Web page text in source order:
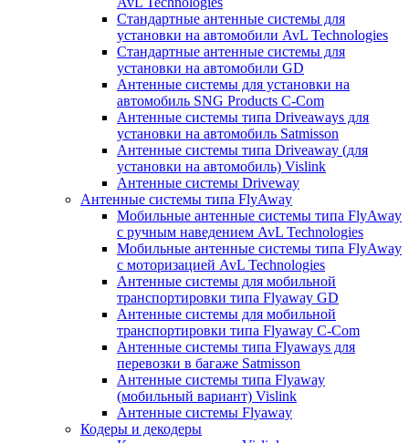
Стандартные антенные системы для
установки на автомобили AvL Technologies
Стандартные антенные системы для
установки на автомобили GD
Антенные системы для установки на
автомобиль SNG Products C-Com
Антенные системы типа Driveaways для
установки на автомобиль Satmisson
Антенные системы типа Driveaway (для
установки на автомобиль) Vislink
Антенные системы Driveway
Антенные системы типа FlyAway
Мобильные антенные системы типа FlyAway
с ручным наведением AvL Technologies
Мобильные антенные системы типа FlyAway
с моторизацией AvL Technologies
Антенные системы для мобильной
транспортировки типа Flyaway GD
Антенные системы для мобильной
транспортировки типа Flyaway C-Com
Антенные системы типа Flyaways для
перевозки в багаже Satmisson
Антенные системы типа Flyaway
(мобильный вариант) Vislink
Антенные системы Flyaway
Кодеры и декодеры